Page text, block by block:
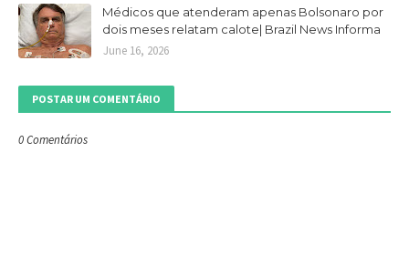
Médicos que atenderam apenas Bolsonaro por
dois meses relatam calote| Brazil News Informa
June 16, 2026
POSTAR UM COMENTÁRIO
0 Comentários